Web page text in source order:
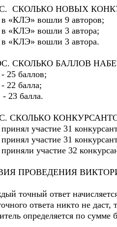
СКОЛЬКО НОВЫХ
«КЛЭ» вошли 9 авторов;
«КЛЭ» вошли 3 автора;
«КЛЭ» вошли 3 автора.
СКОЛЬКО БАЛЛОВ
25 баллов;
22 балла;
23 балла.
СКОЛЬКО
участие 31
участие 31
участие 32
ПРОВЕДЕНИЯ
точный ответ
ответа никто не
определяется по сумме